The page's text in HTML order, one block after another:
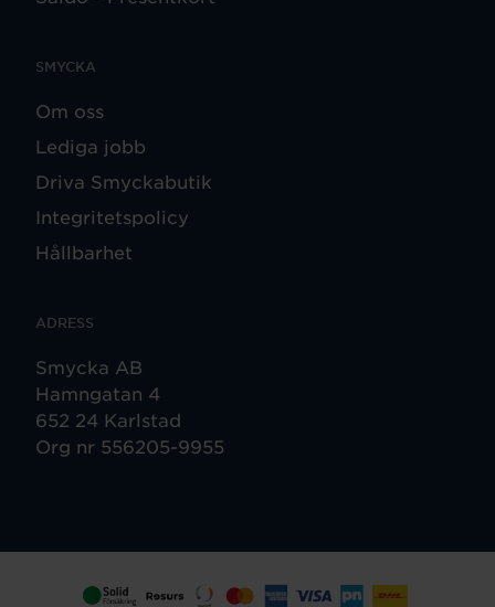
SMYCKA
Om oss
Lediga jobb
Driva Smyckabutik
Integritetspolicy
Hållbarhet
ADRESS
Smycka AB
Hamngatan 4
652 24 Karlstad
Org nr 556205-9955